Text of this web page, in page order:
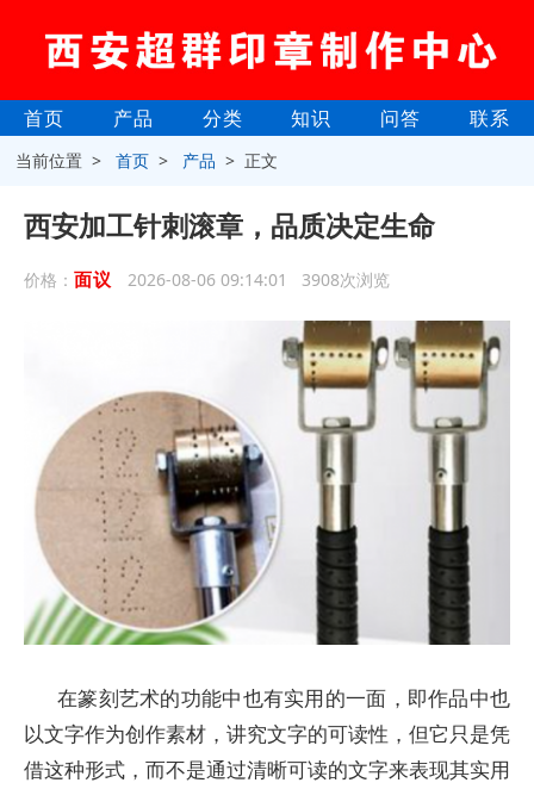
首页 产品 分类 知识 问答 联系
当前位置 >首页 > 产品 > 正文
西安加工针刺滚章，品质决定生命
价格： 面议 2026-08-06 09:14:01 3908次浏览
在篆刻艺术的功能中也有实用的一面，即作品中也
以文字作为创作素材，讲究文字的可读性，但它只是凭
借这种形式，而不是通过清晰可读的文字来表现其实用